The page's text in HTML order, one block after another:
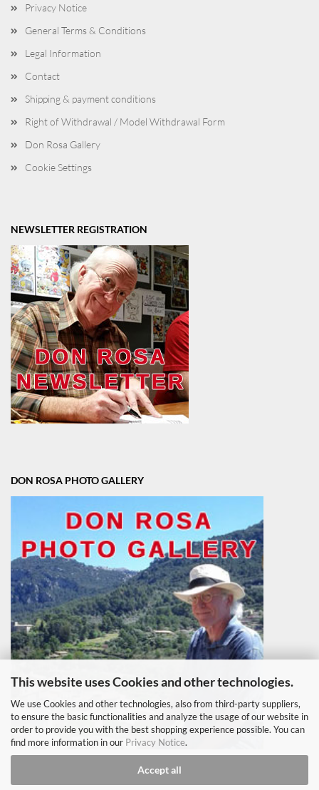
This website uses Cookies and other technologies.
We use Cookies and other technologies, also from third-party suppliers,
to ensure the basic functionalities and analyze the usage of our website in
order to provide you with the best shopping experience possible. You can
find more information in our Privacy Notice.
Accept all
Privacy Notice
General Terms & Conditions
Legal Information
Contact
Shipping & payment conditions
Right of Withdrawal / Model Withdrawal Form
Don Rosa Gallery
Cookie Settings
NEWSLETTER REGISTRATION
DON ROSA PHOTO GALLERY